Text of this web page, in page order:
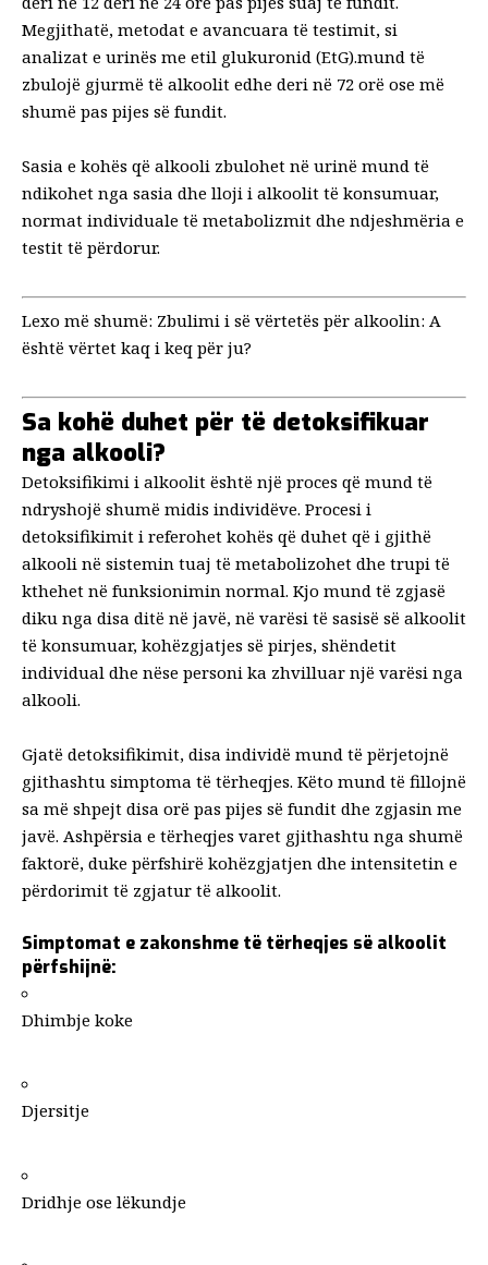
Megjithatë, metodat e avancuara të testimit, si
analizat e urinës me etil glukuronid (EtG).mund të
zbulojë gjurmë të alkoolit edhe deri në 72 orë ose më
shumë pas pijes së fundit.
Sasia e kohës që alkooli zbulohet në urinë mund të
ndikohet nga sasia dhe lloji i alkoolit të konsumuar,
normat individuale të metabolizmit dhe ndjeshmëria e
testit të përdorur.
Lexo më shumë: Zbulimi i së vërtetës për alkoolin: A
është vërtet kaq i keq për ju?
Sa kohë duhet për të detoksifikuar
nga alkooli?
Detoksifikimi i alkoolit është një proces që mund të
ndryshojë shumë midis individëve. Procesi i
detoksifikimit i referohet kohës që duhet që i gjithë
alkooli në sistemin tuaj të metabolizohet dhe trupi të
kthehet në funksionimin normal. Kjo mund të zgjasë
diku nga disa ditë në javë, në varësi të sasisë së alkoolit
të konsumuar, kohëzgjatjes së pirjes, shëndetit
individual dhe nëse personi ka zhvilluar një varësi nga
alkooli.
Gjatë detoksifikimit, disa individë mund të përjetojnë
gjithashtu simptoma të tërheqjes. Këto mund të fillojnë
sa më shpejt disa orë pas pijes së fundit dhe zgjasin me
javë. Ashpërsia e tërheqjes varet gjithashtu nga shumë
faktorë, duke përfshirë kohëzgjatjen dhe intensitetin e
përdorimit të zgjatur të alkoolit.
Simptomat e zakonshme të tërheqjes së alkoolit
përfshijnë:
Dhimbje koke
Djersitje
Dridhje ose lëkundje